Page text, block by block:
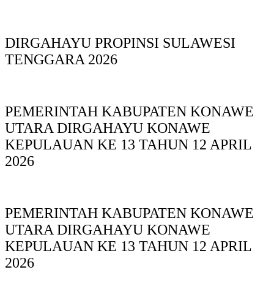
DIRGAHAYU PROPINSI SULAWESI
TENGGARA 2026
PEMERINTAH KABUPATEN KONAWE
UTARA DIRGAHAYU KONAWE
KEPULAUAN KE 13 TAHUN 12 APRIL
2026
PEMERINTAH KABUPATEN KONAWE
UTARA DIRGAHAYU KONAWE
KEPULAUAN KE 13 TAHUN 12 APRIL
2026